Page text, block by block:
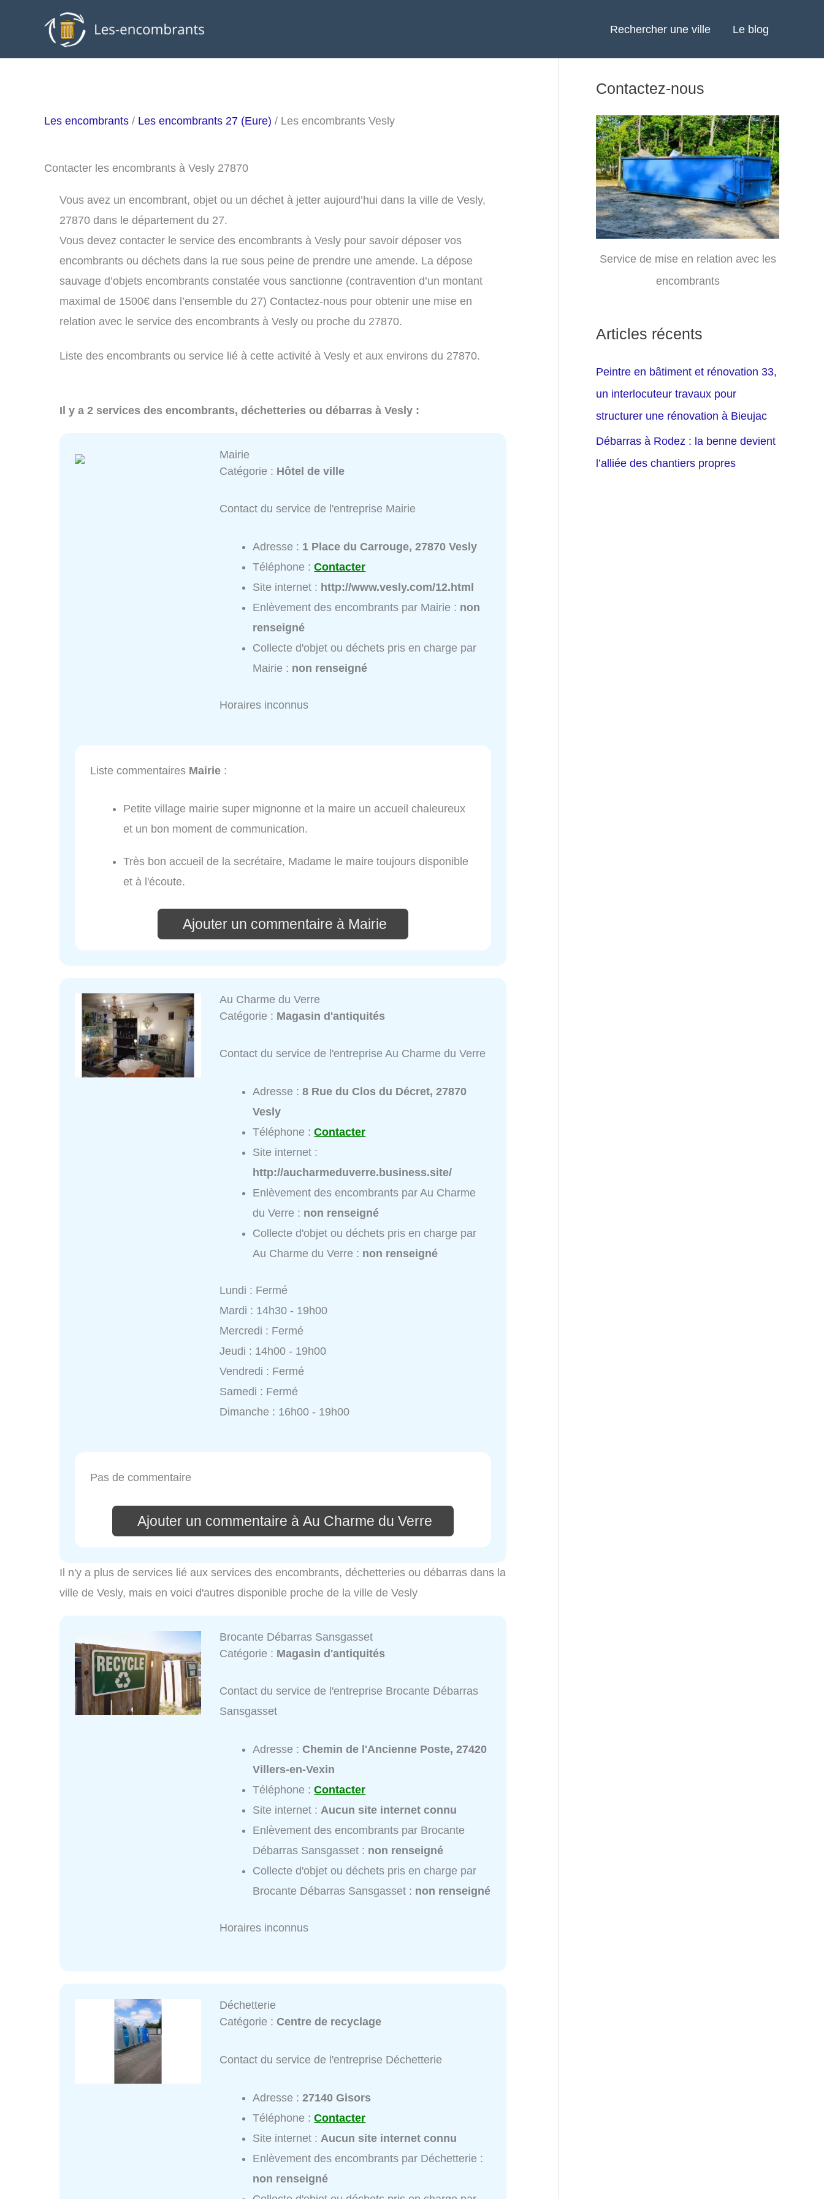
Rechercher une ville Le blog
Les encombrants / Les encombrants 27 (Eure) / Les encombrants Vesly
Contacter les encombrants à Vesly 27870
Vous avez un encombrant, objet ou un déchet à jetter aujourd’hui dans la ville de Vesly,
27870 dans le département du 27.
Vous devez contacter le service des encombrants à Vesly pour savoir déposer vos
encombrants ou déchets dans la rue sous peine de prendre une amende. La dépose
sauvage d’objets encombrants constatée vous sanctionne (contravention d’un montant
maximal de 1500€ dans l’ensemble du 27) Contactez-nous pour obtenir une mise en
relation avec le service des encombrants à Vesly ou proche du 27870.
Liste des encombrants ou service lié à cette activité à Vesly et aux environs du 27870.
Il y a 2 services des encombrants, déchetteries ou débarras à Vesly :
Mairie
Catégorie : Hôtel de ville
Contact du service de l'entreprise Mairie
Adresse : 1 Place du Carrouge, 27870 Vesly
Téléphone :Contacter
Site internet : http://www.vesly.com/12.html
Enlèvement des encombrants par Mairie : non
renseigné
Collecte d'objet ou déchets pris en charge par
Mairie : non renseigné
Horaires inconnus
Liste commentaires Mairie :
Petite village mairie super mignonne et la maire un accueil chaleureux
et un bon moment de communication.
Très bon accueil de la secrétaire, Madame le maire toujours disponible
et à l'écoute.
Ajouter un commentaire à Mairie
Au Charme du Verre
Catégorie : Magasin d'antiquités
Contact du service de l'entreprise Au Charme du Verre
Adresse :8 Rue du Clos du Décret, 27870
Vesly
Téléphone :Contacter
Site internet :
http://aucharmeduverre.business.site/
Enlèvement des encombrants par Au Charme
du Verre : non renseigné
Collecte d'objet ou déchets pris en charge par
Au Charme du Verre : non renseigné
Lundi : Fermé
Mardi : 14h30 - 19h00
Mercredi : Fermé
Jeudi : 14h00 - 19h00
Vendredi : Fermé
Samedi : Fermé
Dimanche : 16h00 - 19h00
Pas de commentaire
Ajouter un commentaire à Au Charme du Verre
Il n'y a plus de services lié aux services des encombrants, déchetteries ou débarras dans la
ville de Vesly, mais en voici d'autres disponible proche de la ville de Vesly
Brocante Débarras Sansgasset
Catégorie : Magasin d'antiquités
Contact du service de l'entreprise Brocante Débarras
Sansgasset
Adresse :Chemin de l'Ancienne Poste, 27420
Villers-en-Vexin
Téléphone :Contacter
Site internet :Aucun site internet connu
Enlèvement des encombrants par Brocante
Débarras Sansgasset : non renseigné
Collecte d'objet ou déchets pris en charge par
Brocante Débarras Sansgasset : non renseigné
Horaires inconnus
Déchetterie
Catégorie :Centre de recyclage
Contact du service de l'entreprise Déchetterie
Adresse :27140 Gisors
Téléphone :Contacter
Site internet : Aucun site internet connu
Enlèvement des encombrants par Déchetterie :
non renseigné
Contactez-nous
Service de mise en relation avec les
encombrants
Articles récents
Peintre en bâtiment et rénovation 33,
un interlocuteur travaux pour
structurer une rénovation à Bieujac
Débarras à Rodez : la benne devient
l’alliée des chantiers propres